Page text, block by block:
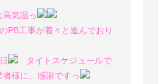
高気温っ
PB工事が着々と進んでおり
タイトスケジュールで
様に、感謝ですっ